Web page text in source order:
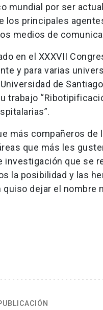
mundial por ser
los principales
medios de
en el XXXVII
y para varias
de
trabajo
más compañeros
que más les
investigación que se
la posibilidad y las
quiso dejar el nombre